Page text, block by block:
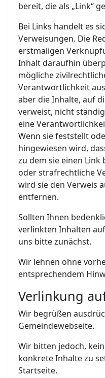
bereit, die als „Link“
Bei Links handelt es
Verweisungen. Die
erstmaligen
Inhalt daraufhin
mögliche
Verantwortlichkeit
aber die Inhalte, auf
verweist, nicht
eine
Wenn sie feststellt
hingewiesen wird,
zu dem sie einen
oder strafrechtliche
wird sie den Verweis
entfernen.
Sollten Ihnen
verlinkten Inhalten
uns bitte zunächst.
Wir lehnen ohne
entsprechendem
Verlinkung
Wir begrüßen
Gemeindewebseite.
Wir bitten jedoch,
konkrete Inhalte zu
Startseite.